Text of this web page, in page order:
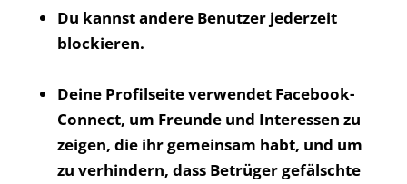
Du kannst andere Benutzer jederzeit
blockieren.
Deine Profilseite verwendet Facebook-
Connect, um Freunde und Interessen zu
zeigen, die ihr gemeinsam habt, und um
zu verhindern, dass Betrüger gefälschte